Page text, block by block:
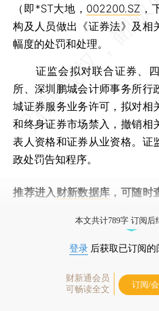
（即*ST大地， 002200.SZ ，
构及人员做出《证券法》及相
幅度的处罚和处理。
证监会拟对联合证券、四
所、深圳鹏城会计师事务所行
城证券服务业务许可，拟对相
和终身证券市场禁入，撤销相
表人资格和证券从业资格。证
政处罚告知程序。
推荐进入 财新数据库 ，可随时
本文共计789字 订阅后
登录 后获取已订阅的
财新通会员
可畅读全文
订阅/